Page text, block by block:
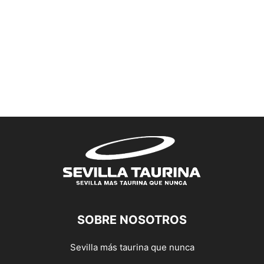
SOBRE NOSOTROS
Sevilla más taurina que nunca